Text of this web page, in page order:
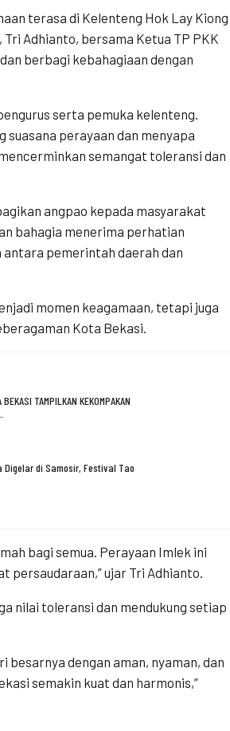
terasa di Kelenteng Hok Lay Kiong
Adhianto, bersama Ketua TP PKK
berbagi kebahagiaan dengan
serta pemuka kelenteng.
perayaan dan menyapa
semangat toleransi dan
angpao kepada masyarakat
bahagia menerima perhatian
pemerintah daerah dan
momen keagamaan, tetapi juga
Kota Bekasi.
TAMPILKAN KEKOMPAKAN
Digelar di Samosir, Festival Tao
bagi semua. Perayaan Imlek ini
ujar Tri Adhianto.
nilai toleransi dan mendukung setiap
dengan aman, nyaman, dan
semakin kuat dan harmonis,”